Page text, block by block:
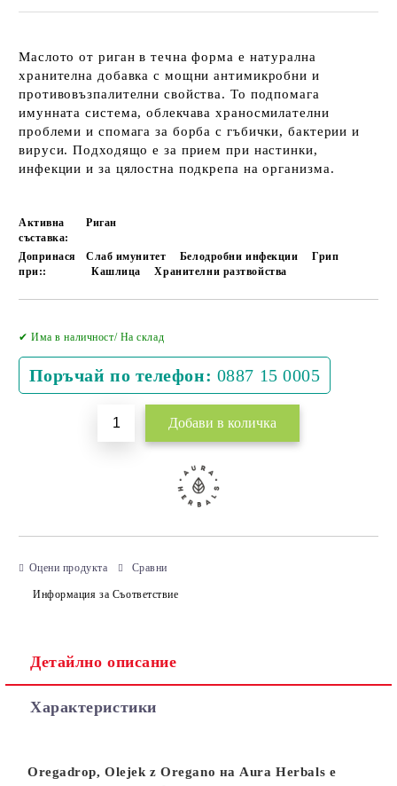
Маслото от риган в течна форма е натурална
хранителна добавка с мощни антимикробни и
противовъзпалителни свойства. То подпомага
имунната система, облекчава храносмилателни
проблеми и спомага за борба с гъбички, бактерии и
вируси. Подходящо е за прием при настинки,
инфекции и за цялостна подкрепа на организма.
Активна
съставка:
Риган
Допринася
при::
Слаб имунитет Белодробни инфекции
Грип
Кашлица
Хранителни разтвойства
✔ Има в наличност/ На склад
Поръчай по телефон: 0887 15 0005
Оцени продукта Сравни
Информация за Съответствие
Детайлно описание
Характеристики
Oregadrop, Olejek z Oregano на Aura Herbals е